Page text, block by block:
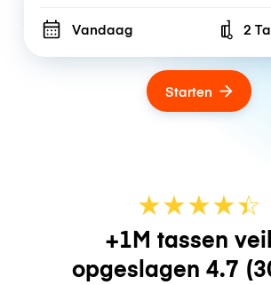
Vandaag 2
Starten
★★★★☆
★
+1M tassen
opgeslagen 4.7